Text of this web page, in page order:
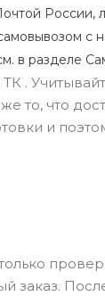
с
м. в разделе
.
то, что
и
заказ.